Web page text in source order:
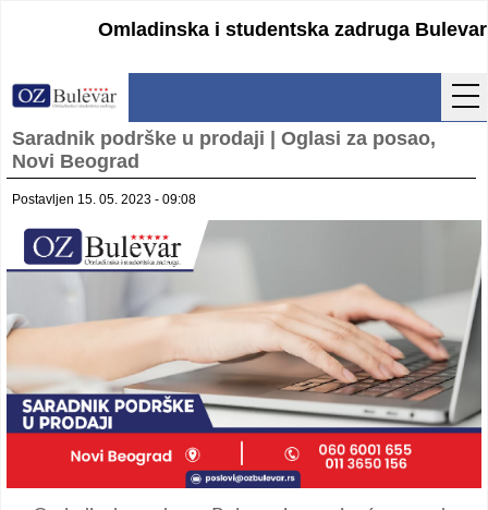
Omladinska i studentska zadruga Bulevar
Početna
Kontakt
Lokacija
Pristupanje
Obrasci
Saradnik podrške u prodaji | Oglasi za posao,
Novi Beograd
Postavljen 15. 05. 2023 - 09:08